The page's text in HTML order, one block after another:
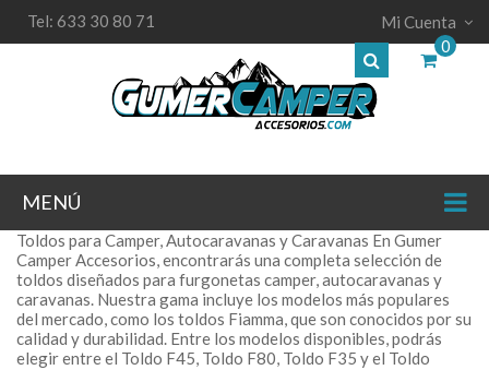
Tel: 633 30 80 71
Mi Cuenta
0
MENÚ
Toldos para Camper, Autocaravanas y Caravanas En Gumer
Camper Accesorios, encontrarás una completa selección de
toldos diseñados para furgonetas camper, autocaravanas y
caravanas. Nuestra gama incluye los modelos más populares
del mercado, como los toldos Fiamma, que son conocidos por su
calidad y durabilidad. Entre los modelos disponibles, podrás
elegir entre el Toldo F45, Toldo F80, Toldo F35 y el Toldo